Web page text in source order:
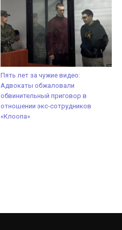
Пять лет за чужие видео:
Адвокаты обжаловали
обвинительный приговор в
отношении экс-сотрудников
«Клоопа»